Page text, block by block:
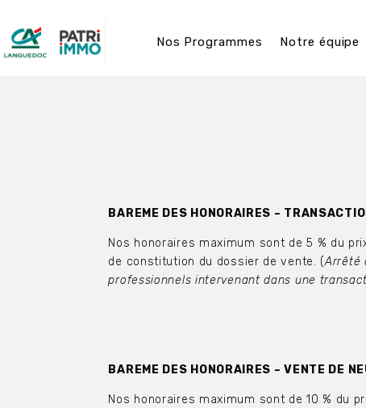
Nos Programmes Notre équipe
BAREME DES HONORAIRES –
Nos honoraires maximum sont de 5 % du
de constitution du dossier de vente. (Arrêté
professionnels intervenant dans une
BAREME DES HONORAIRES – VENTE DE
Nos honoraires maximum sont de 10 % du